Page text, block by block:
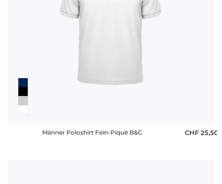
Männer Poloshirt Fein-Piqué B&C CHF 25,50